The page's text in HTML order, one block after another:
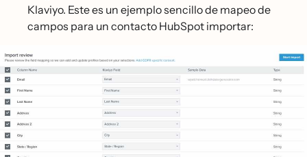
Klaviyo. Este es un ejemplo sencillo de mapeo de
campos para un contacto HubSpot importar: